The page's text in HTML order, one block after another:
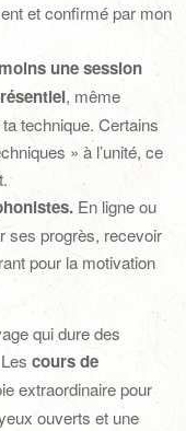
et confirmé par mon
une session
, même
technique. Certains
» à l’unité, ce
En ligne ou
ses progrès, recevoir
pour la motivation
qui dure des
Lescours de
extraordinaire pour
ouverts et une